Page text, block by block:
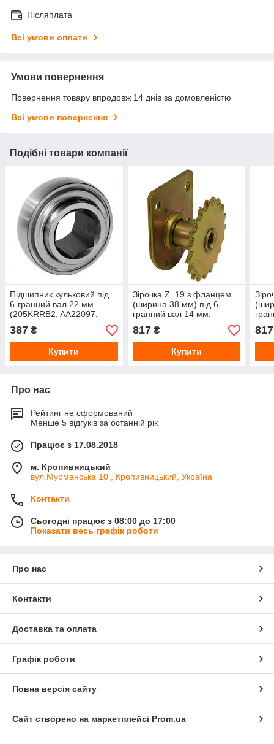
Післяплата
Всі умови оплати
Умови повернення
Повернення товару впродовж 14 днів за домовленістю
Всі умови повернення
Подібні товари компанії
Підшипник кульковий під
6-гранний вал 22 мм.
(205KRRB2, AA22097,
JD9260, G2100-03, 822-
195C, 822-119C) до
просапних сівалок John
387 ₴
Купити
Зірочка Z=19 з фланцем
(ширина 38 мм) під 6-
гранний вал 14 мм.
(G30654, AA30654,
AA2128, AA21286,
GA2057) до просапних
817₴
Купити
817
Про нас
Рейтинг не сформований
Менше 5 відгуків за останній рік
Працює з 17.08.2018
м. Кропивницький
вул.Мурманська 10 , Кропивницький, Україна
Контакти
Сьогодні працює з 08:00 до 17:00
Показати весь графік роботи
Про нас
Контакти
Доставка та оплата
Графік роботи
Повна версія сайту
Сайт створено на маркетплейсі Prom.ua